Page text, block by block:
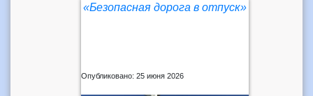
«Безопасная дорога в отпуск»
Опубликовано: 25 июня 2026